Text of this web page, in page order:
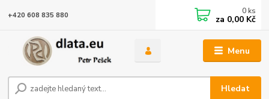
Menu
Hledat
+420 608 835 880 0 ks
za 0,00 Kč